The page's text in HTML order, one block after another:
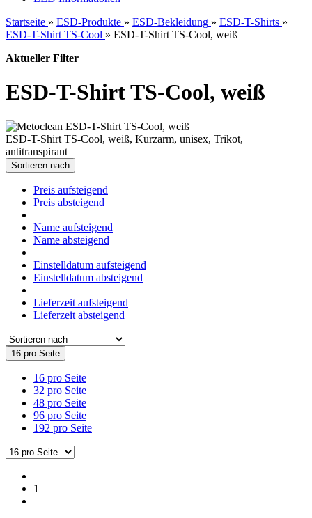
Startseite » ESD-Produkte » ESD-Bekleidung » ESD-T-Shirts »
ESD-T-Shirt TS-Cool » ESD-T-Shirt TS-Cool, weiß
Aktueller Filter
ESD-T-Shirt TS-Cool, weiß
ESD-T-Shirt TS-Cool, weiß, Kurzarm, unisex, Trikot,
antitranspirant
Sortieren nach
Preis aufsteigend
Preis absteigend
Name aufsteigend
Name absteigend
Einstelldatum aufsteigend
Einstelldatum absteigend
Lieferzeit aufsteigend
Lieferzeit absteigend
16 pro Seite
16 pro Seite
32 pro Seite
48 pro Seite
96 pro Seite
192 pro Seite
1